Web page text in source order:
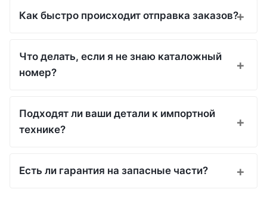
Как быстро происходит отправка заказов?
Что делать, если я не знаю каталожный
номер?
Подходят ли ваши детали к импортной
технике?
Есть ли гарантия на запасные части?